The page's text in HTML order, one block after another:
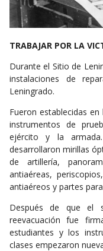
TRABAJAR POR LA
Durante el Sitio de
instalaciones de
Leningrado.
Fueron establecidas
instrumentos de
ejército y la
desarrollaron mirillas
de artillería,
antiaéreas,
antiaéreos y partes
Después de que el
reevacuación fue
estudiantes y los
clases empezaron